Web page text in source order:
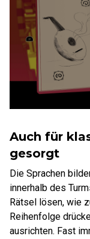
Auch für
gesorgt
Die Sprachen
innerhalb des
Rätsel lösen, wie
Reihenfolge
ausrichten. Fast